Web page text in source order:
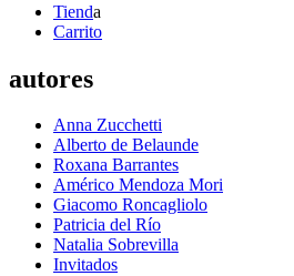
Tienda
Carrito
autores
Anna Zucchetti
Alberto de Belaunde
Roxana Barrantes
Américo Mendoza Mori
Giacomo Roncagliolo
Patricia del Río
Natalia Sobrevilla
Invitados